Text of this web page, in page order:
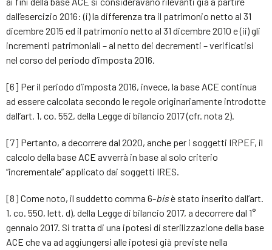
dall’esercizio 2016: (i) la differenza tra il patrimonio netto al 31
dicembre 2015 ed il patrimonio netto al 31 dicembre 2010 e (ii) gli
incrementi patrimoniali – al netto dei decrementi – verificatisi
nel corso del periodo d’imposta 2016.
[6] Per il periodo d’imposta 2016, invece, la base ACE continua
ad essere calcolata secondo le regole originariamente introdotte
dall’art. 1, co. 552, della Legge di bilancio 2017 (cfr. nota 2).
[7] Pertanto, a decorrere dal 2020, anche per i soggetti IRPEF, il
calcolo della base ACE avverrà in base al solo criterio
“incrementale” applicato dai soggetti IRES.
[8] Come noto, il suddetto comma 6-bisè stato inserito dall’art.
1, co. 550, lett. d), della Legge di bilancio 2017, a decorrere dal 1°
gennaio 2017. Si tratta di una ipotesi di sterilizzazione della base
ACE che va ad aggiungersi alle ipotesi già previste nella